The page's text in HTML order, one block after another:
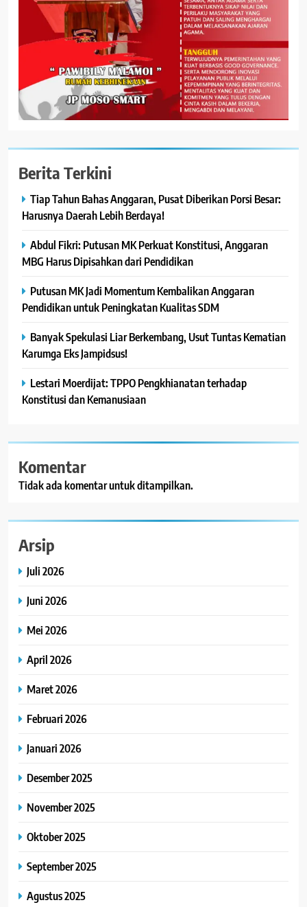
Berita Terkini
Tiap Tahun Bahas Anggaran, Pusat Diberikan Porsi Besar:
Harusnya Daerah Lebih Berdaya!
Abdul Fikri: Putusan MK Perkuat Konstitusi, Anggaran
MBG Harus Dipisahkan dari Pendidikan
Putusan MK Jadi Momentum Kembalikan Anggaran
Pendidikan untuk Peningkatan Kualitas SDM
Banyak Spekulasi Liar Berkembang, Usut Tuntas Kematian
Karumga Eks Jampidsus!
Lestari Moerdijat: TPPO Pengkhianatan terhadap
Konstitusi dan Kemanusiaan
Komentar
Tidak ada komentar untuk ditampilkan.
Arsip
Juli 2026
Juni 2026
Mei 2026
April 2026
Maret 2026
Februari 2026
Januari 2026
Desember 2025
November 2025
Oktober 2025
September 2025
Agustus 2025